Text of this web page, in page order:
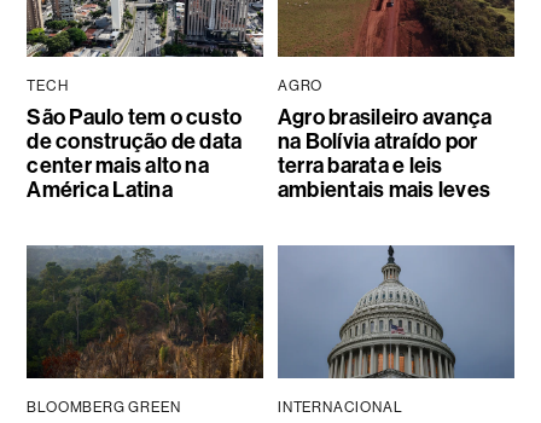
TECH
São Paulo tem o custo
de construção de data
center mais alto na
América Latina
AGRO
Agro brasileiro avança
na Bolívia atraído por
terra barata e leis
ambientais mais leves
BLOOMBERG GREEN INTERNACIONAL